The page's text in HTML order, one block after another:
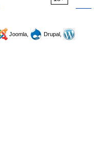
Joomla,
Drupal,